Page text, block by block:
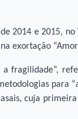
2014 e 2015, no
exortação
fragilidade”,
para
cuja